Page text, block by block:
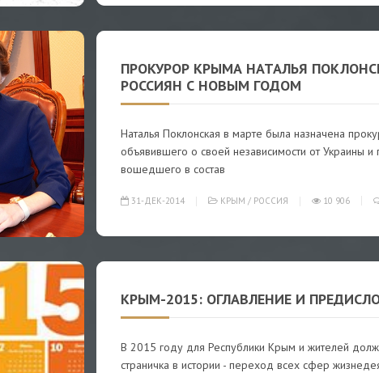
ПРОКУРОР КРЫМА НАТАЛЬЯ
РОССИЯН С НОВЫМ ГОДОМ
Наталья Поклонская в марте была назначена
объявившего о своей независимости от Украины
вошедшего в состав
31-ДЕК-2014 КРЫМ / РОССИЯ 10 906
КРЫМ-2015: ОГЛАВЛЕНИЕ И
В 2015 году для Республики Крым и жителей
страничка в истории - переход всех сфер